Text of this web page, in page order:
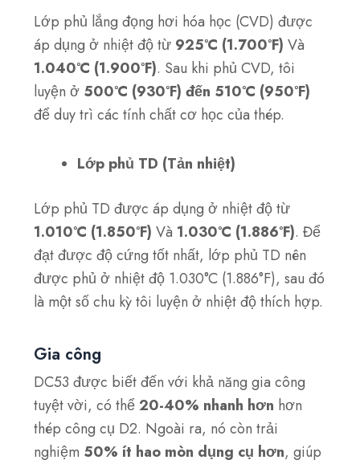
Lớp phủ lắng đọng hơi hóa học (CVD) được
áp dụng ở nhiệt độ từ 925°C (1.700°F) Và
1.040°C (1.900°F). Sau khi phủ CVD, tôi
luyện ở 500°C (930°F) đến 510°C (950°F)
để duy trì các tính chất cơ học của thép.
Lớp phủ TD (Tản nhiệt)
Lớp phủ TD được áp dụng ở nhiệt độ từ
1.010°C (1.850°F) Và 1.030°C (1.886°F). Để
đạt được độ cứng tốt nhất, lớp phủ TD nên
được phủ ở nhiệt độ 1.030°C (1.886°F), sau đó
là một số chu kỳ tôi luyện ở nhiệt độ thích hợp.
Gia công
DC53 được biết đến với khả năng gia công
tuyệt vời, có thể20-40% nhanh hơn hơn
thép công cụ D2. Ngoài ra, nó còn trải
nghiệm 50% ít hao mòn dụng cụ hơn, giúp